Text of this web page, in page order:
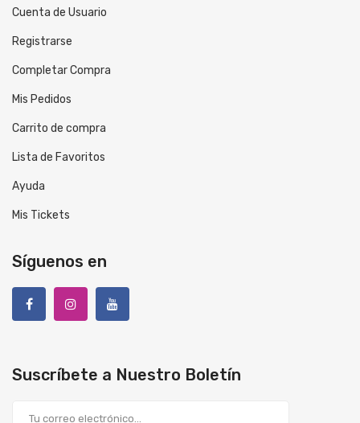
Cuenta de Usuario
Registrarse
Completar Compra
Mis Pedidos
Carrito de compra
Lista de Favoritos
Ayuda
Mis Tickets
Síguenos en
Suscríbete a Nuestro Boletín